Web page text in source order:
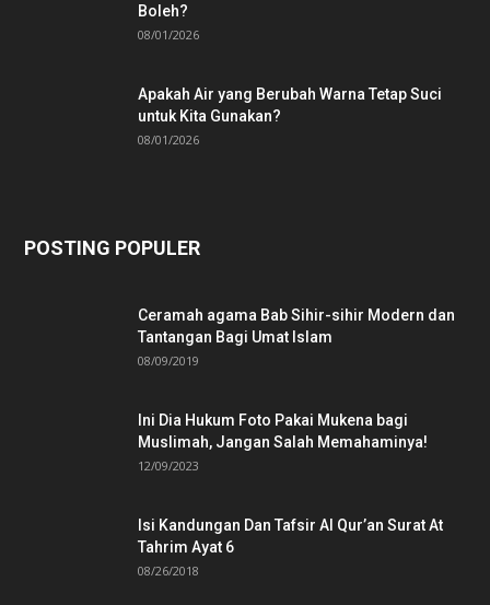
Boleh?
08/01/2026
Apakah Air yang Berubah Warna Tetap Suci
untuk Kita Gunakan?
08/01/2026
POSTING POPULER
Ceramah agama Bab Sihir-sihir Modern dan
Tantangan Bagi Umat Islam
08/09/2019
Ini Dia Hukum Foto Pakai Mukena bagi
Muslimah, Jangan Salah Memahaminya!
12/09/2023
Isi Kandungan Dan Tafsir Al Qur’an Surat At
Tahrim Ayat 6
08/26/2018